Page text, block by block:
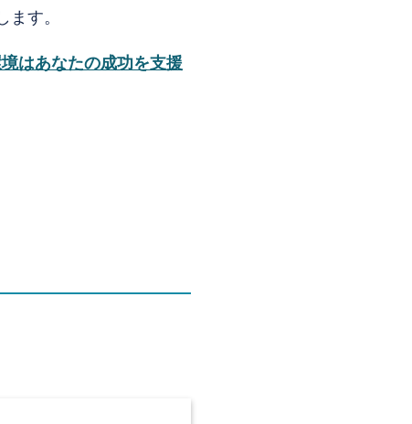
す。
はあなたの成功を支援